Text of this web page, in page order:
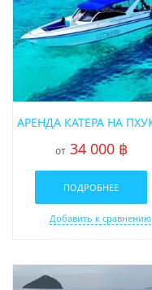
от 34 000 ฿
ПОДРОБНЕЕ
Добавить к сравнению